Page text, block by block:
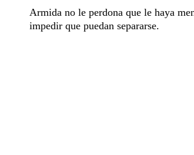
Armida no le perdona que le haya
impedir que puedan separarse.